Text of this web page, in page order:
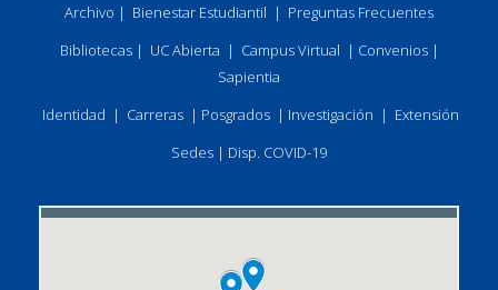
Archivo | Bienestar Estudiantil | Preguntas Frecuentes
Bibliotecas| UC Abierta | Campus Virtual | Convenios|
Sapientia
Identidad | Carreras | Posgrados | Investigación | Extensión
Sedes | Disp. COVID-19